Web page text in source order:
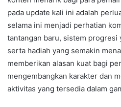
pada update kali ini adalah
selama ini menjadi perhatian
tantangan baru, sistem progresi
serta hadiah yang semakin
memberikan alasan kuat bagi
mengembangkan karakter dan
aktivitas yang tersedia dalam